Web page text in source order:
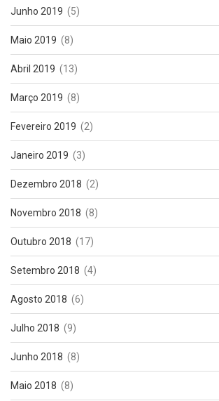
Junho 2019 (5)
Maio 2019 (8)
Abril 2019 (13)
Março 2019 (8)
Fevereiro 2019 (2)
Janeiro 2019 (3)
Dezembro 2018 (2)
Novembro 2018 (8)
Outubro 2018 (17)
Setembro 2018 (4)
Agosto 2018 (6)
Julho 2018 (9)
Junho 2018 (8)
Maio 2018 (8)